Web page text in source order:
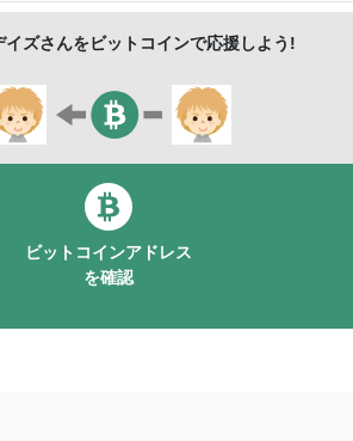
イズさんをビットコインで応援しよう!
ビットコインアドレス
を確認